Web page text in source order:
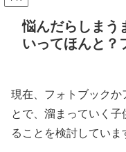
悩んだらしまう
いってほんと？
現在、フォトブックか
とで、溜まっていく
ることを検討していま